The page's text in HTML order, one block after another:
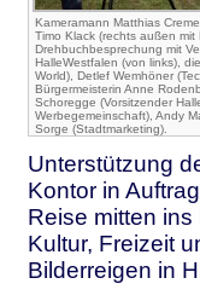
Kameramann Matthias
Timo Klack (rechts außen
Drehbuchbesprechung mit
HalleWestfalen (von links),
World), Detlef Wemhöner
Bürgermeisterin Anne
Schoregge (Vorsitzender
Werbegemeinschaft), Andy
Sorge (Stadtmarketing).
Unterstützung
Kontor in
Reise mitten
Kultur, Freizeit
Bilderreigen in